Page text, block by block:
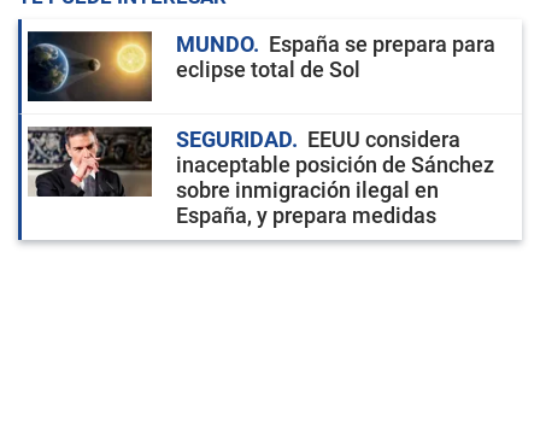
MUNDO
España se prepara para
eclipse total de Sol
SEGURIDAD
EEUU considera
inaceptable posición de Sánchez
sobre inmigración ilegal en
España, y prepara medidas